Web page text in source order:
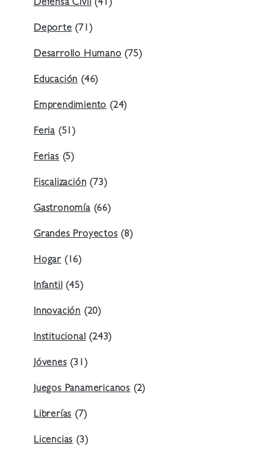
Defensa Civil(41)
Deporte(71)
Desarrollo Humano(75)
Educación(46)
Emprendimiento(24)
Feria (51)
Ferias(5)
Fiscalización(73)
Gastronomía(66)
Grandes Proyectos(8)
Hogar (16)
Infantil(45)
Innovación (20)
Institucional(243)
Jóvenes(31)
Juegos Panamericanos (2)
Librerías(7)
Licencias(3)